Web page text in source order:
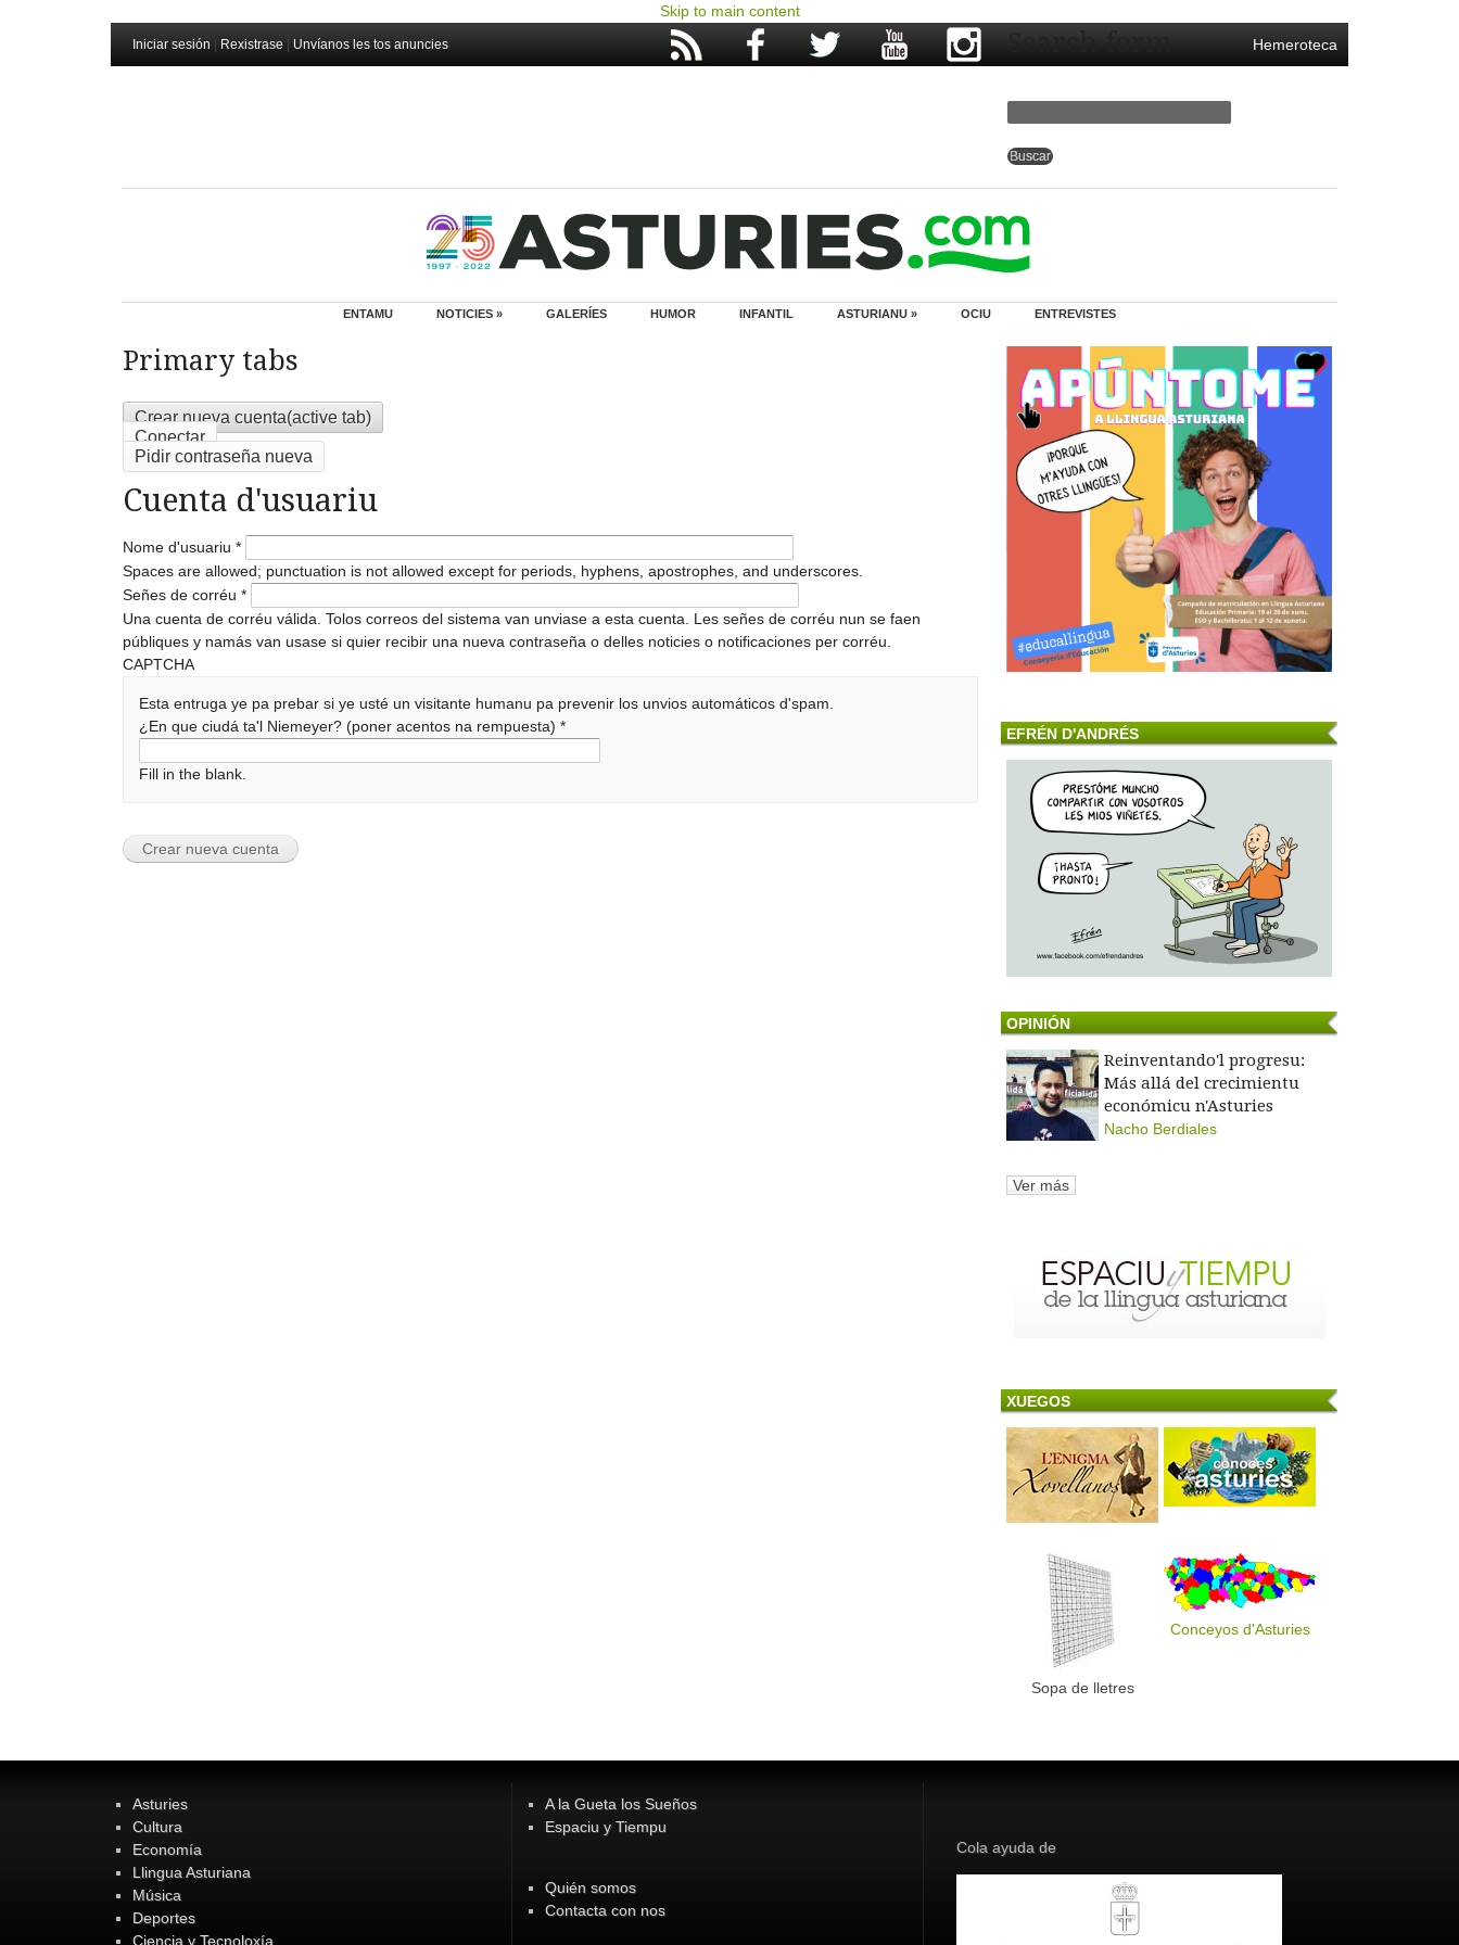
Skip to main content
Iniciar sesión Rexistrase Unvíanos les tos anuncies Hemeroteca
Search form
ENTAMU NOTICIES » GALERÍES HUMOR INFANTIL ASTURIANU » OCIU ENTREVISTES
Primary tabs
Crear nueva cuenta(active tab)
Conectar
Pidir contraseña nueva
Cuenta d'usuariu
Nome d'usuariu *
Spaces are allowed; punctuation is not allowed except for periods, hyphens, apostrophes, and underscores.
Señes de corréu *
Una cuenta de corréu válida. Tolos correos del sistema van unviase a esta cuenta. Les señes de corréu nun se faen
públiques y namás van usase si quier recibir una nueva contraseña o delles noticies o notificaciones per corréu.
CAPTCHA
Esta entruga ye pa prebar si ye usté un visitante humanu pa prevenir los unvios automáticos d'spam.
¿En que ciudá ta'l Niemeyer? (poner acentos na rempuesta)*
Fill in the blank.
EFRÉN D'ANDRÉS
OPINIÓN
Reinventando'l progresu:
Más allá del crecimientu
económicu n'Asturies
Nacho Berdiales
Ver más
XUEGOS
Sopa de lletres
Conceyos d'Asturies
Asturies
Cultura
Economía
Llingua Asturiana
Música
Deportes
Ciencia y Tecnoloxía
A la Gueta los Sueños
Espaciu y Tiempu
Quién somos
Contacta con nos
Cola ayuda de